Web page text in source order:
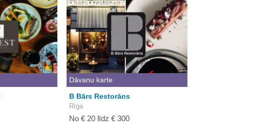
Dāvanu karte
B Bārs Restorāns
Rīga
No € 20 līdz € 300